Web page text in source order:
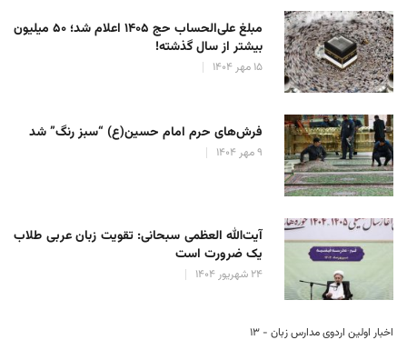
مبلغ علی‌الحساب حج ۱۴۰۵ اعلام شد؛ ۵۰ میلیون
بیشتر از سال گذشته!
۱۵ مهر ۱۴۰۴
فرش‌های حرم امام حسین(ع) “سبز رنگ” شد
۹ مهر ۱۴۰۴
آیت‌الله العظمی سبحانی: تقویت زبان عربی طلاب
یک ضرورت است
۲۴ شهریور ۱۴۰۴
اخبار اولین اردوی مدارس زبان - ۱۳